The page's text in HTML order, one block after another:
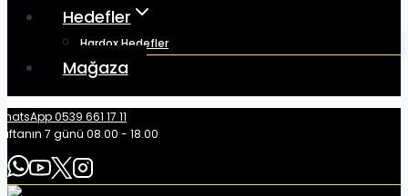
Hedefler
Hardox Hedefler
Mağaza
0539 661 17 11
7 günü 08.00 - 18.00